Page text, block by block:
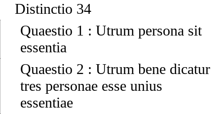
Distinctio 34
Quaestio 1 : Utrum persona sit
essentia
Quaestio 2 : Utrum bene dicatur
tres personae esse unius
essentiae